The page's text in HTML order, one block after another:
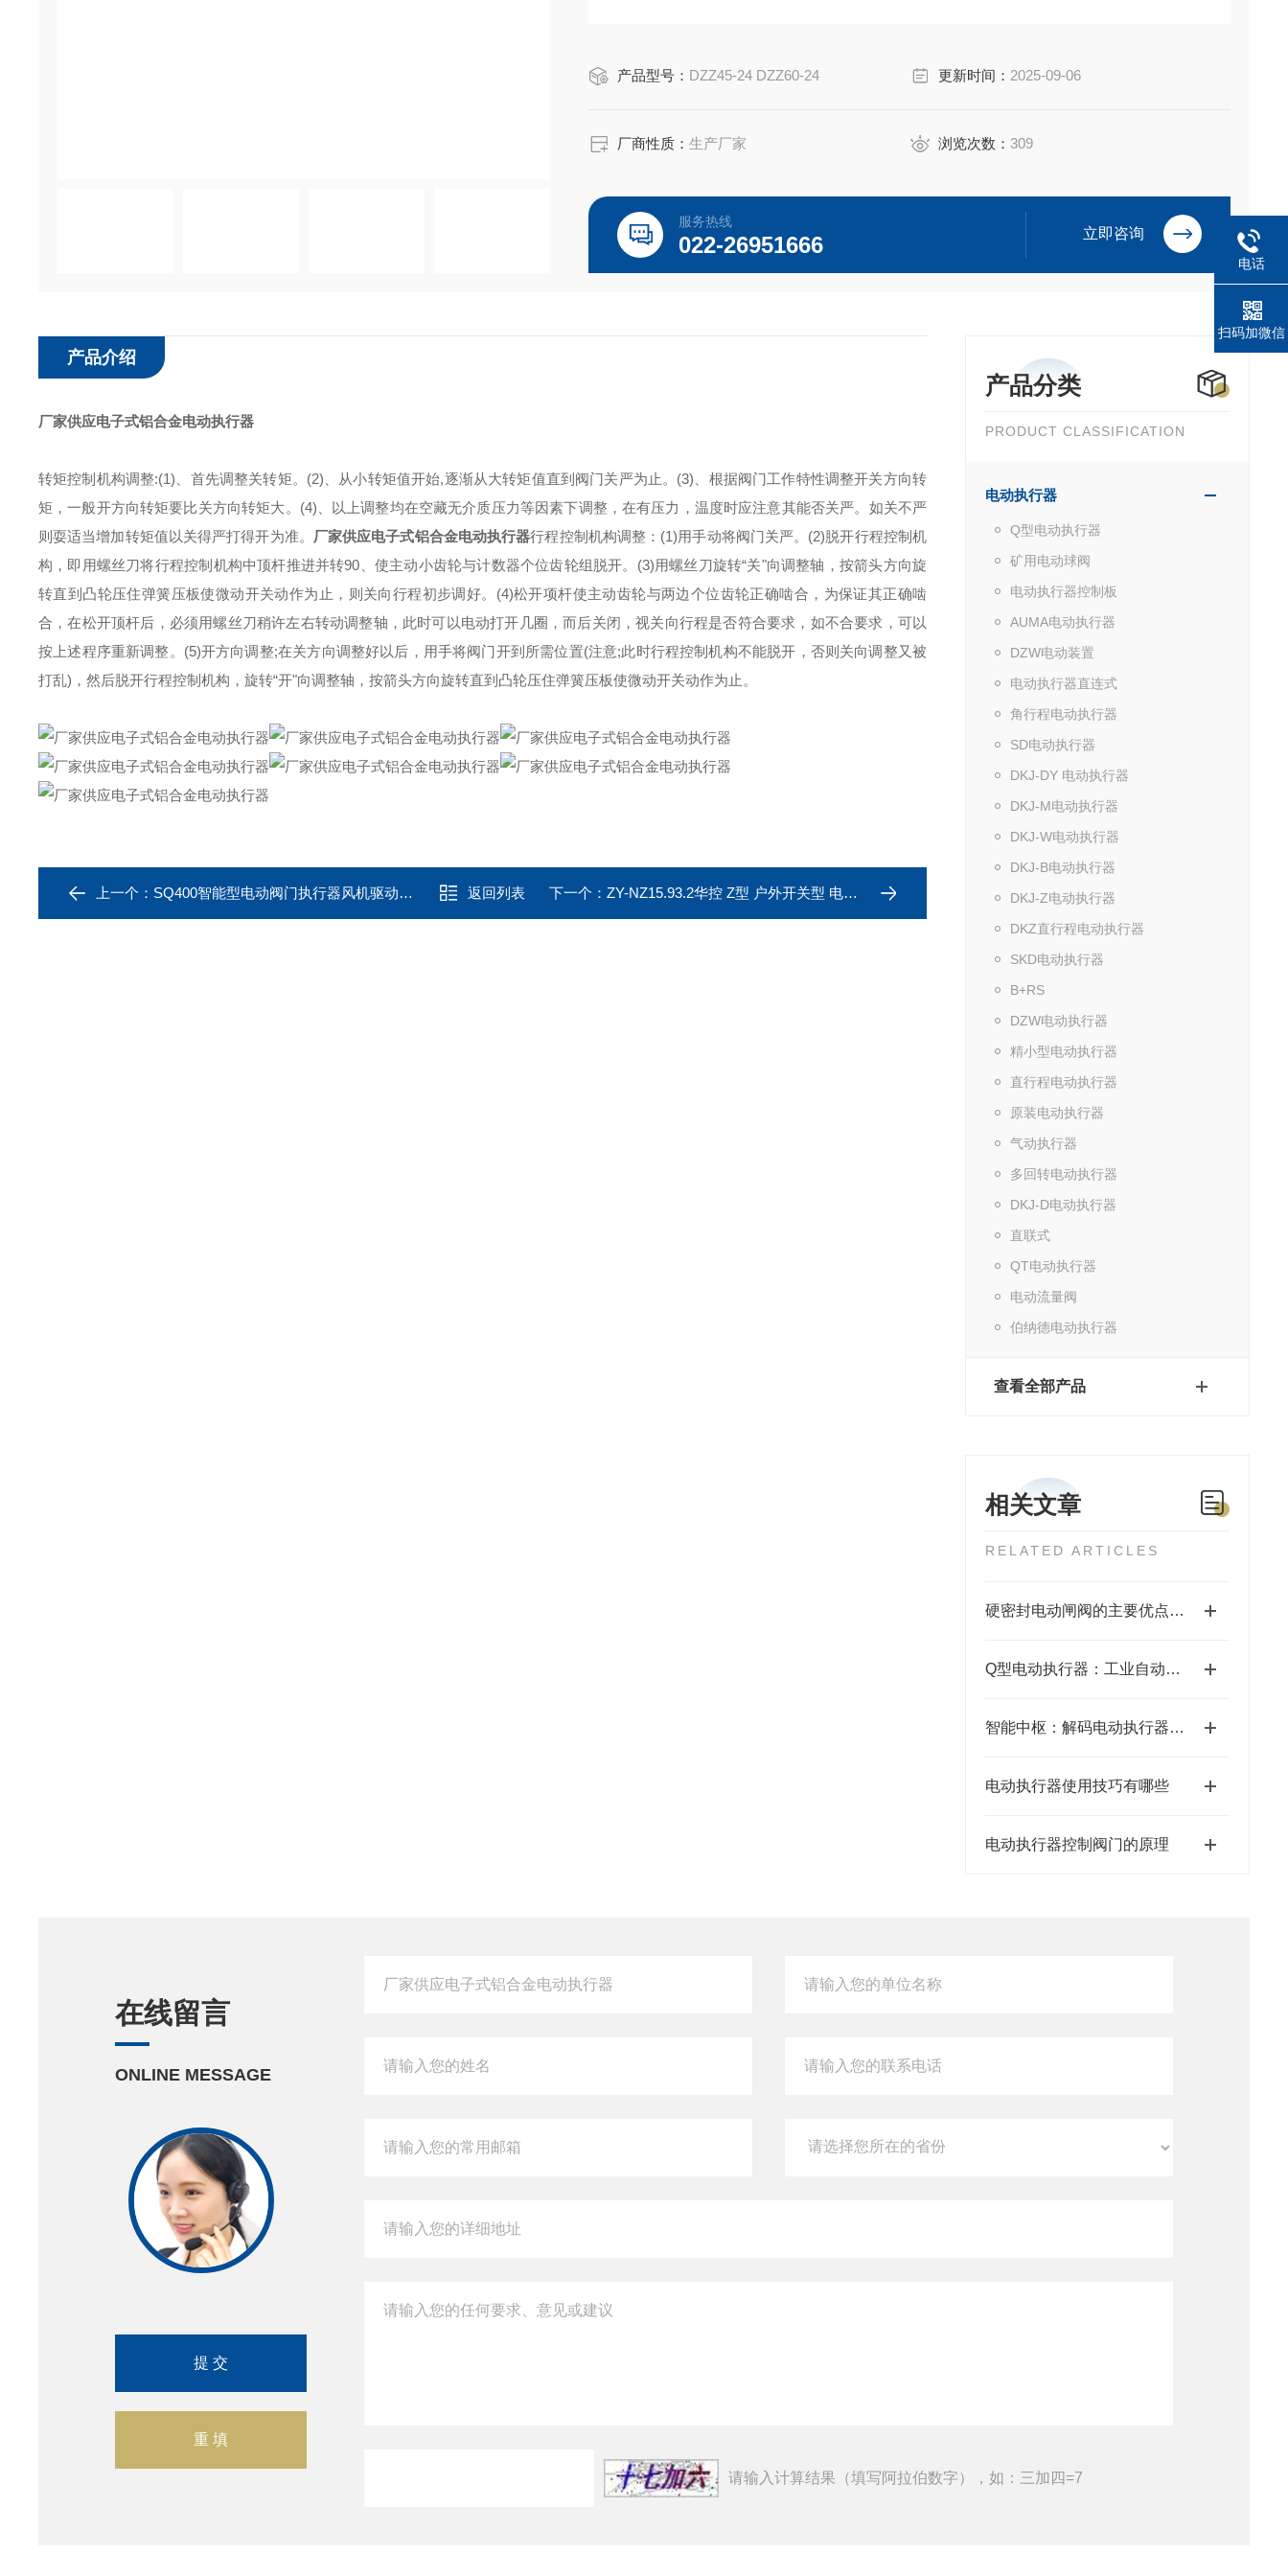
产品型号： DZZ45-24 DZZ60-24 更新时间： 2025-09-06
厂商性质：生产厂家 浏览次数：309
服务热线
022-26951666 立即咨询
产品分类
PRODUCT CLASSIFICATION
电动执行器
Q型电动执行器
矿用电动球阀
电动执行器控制板
AUMA电动执行器
DZW电动装置
电动执行器直连式
角行程电动执行器
SD电动执行器
DKJ-DY 电动执行器
DKJ-M电动执行器
DKJ-W电动执行器
DKJ-B电动执行器
DKJ-Z电动执行器
DKZ直行程电动执行器
SKD电动执行器
B+RS
DZW电动执行器
精小型电动执行器
直行程电动执行器
原装电动执行器
气动执行器
多回转电动执行器
DKJ-D电动执行器
直联式
QT电动执行器
电动流量阀
伯纳德电动执行器
查看全部产品
相关文章
RELATED ARTICLES
硬密封电动闸阀的主要优点和使用工作环境要求
Q型电动执行器：工业自动化中的高效驱动器
智能中枢：解码电动执行器控制板的奥秘
电动执行器使用技巧有哪些
电动执行器控制阀门的原理
产品介绍
厂家供应电子式铝合金电动执行器
转矩控制机构调整:(1)、首先调整关转矩。(2)、从小转矩值开始,逐渐从大转矩值直到阀门关严为止。(3)、根据阀门工作特性调整开关方向转
矩，一般开方向转矩要比关方向转矩大。(4)、以上调整均在空藏无介质压力等因素下调整，在有压力，温度时应注意其能否关严。如关不严
则耍适当增加转矩值以关得严打得开为准。 厂家供应电子式铝合金电动执行器行程控制机构调整：(1)用手动将阀门关严。(2)脱开行程控制机
构，即用螺丝刀将行程控制机构中顶杆推进并转90、使主动小齿轮与计数器个位齿轮组脱开。(3)用螺丝刀旋转“关"向调整轴，按箭头方向旋
转直到凸轮压住弹簧压板使微动开关动作为止，则关向行程初步调好。(4)松开项杆使主动齿轮与两边个位齿轮正确啮合，为保证其正确啮
合，在松开顶杆后，必须用螺丝刀稍许左右转动调整轴，此时可以电动打开几圈，而后关闭，视关向行程是否符合要求，如不合要求，可以
按上述程序重新调整。(5)开方向调整;在关方向调整好以后，用手将阀门开到所需位置(注意;此时行程控制机构不能脱开，否则关向调整又被
打乱)，然后脱开行程控制机构，旋转“开"向调整轴，按箭头方向旋转直到凸轮压住弹簧压板使微动开关动作为止。
上一个： SQ400智能型电动阀门执行器风机驱动装置 返回列表 下一个： ZY-NZ15.93.2华控 Z型 户外开关型 电动执行器
在线留言
ONLINE MESSAGE
请输入计算结果（填写阿拉伯数字），如：三加四=7
电话
扫码加微信